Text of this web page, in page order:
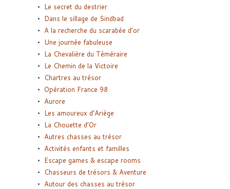
Le secret du destrier
Dans le sillage de Sindbad
A la recherche du scarabée d’or
Une journée fabuleuse
La Chevalière du Téméraire
Le Chemin de la Victoire
Chartres au trésor
Opération France 98
Aurore
Les amoureux d’Ariège
La Chouette d’Or
Autres chasses au trésor
Activités enfants et familles
Escape games & escape rooms
Chasseurs de trésors & Aventure
Autour des chasses au trésor